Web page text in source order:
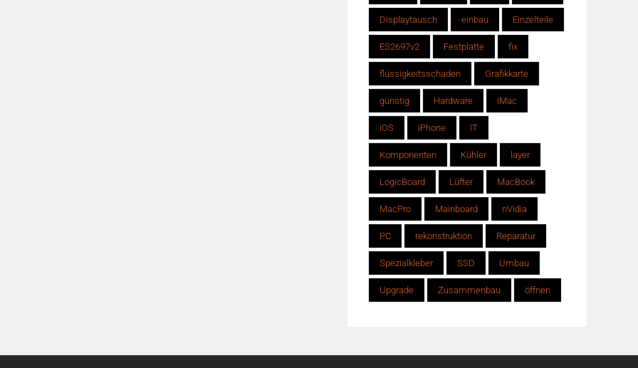
Displaytausch einbau Einzelteile
ES2697v2 Festplatte fix
flüssigkeitsschaden Grafikkarte
günstig Hardware iMac
iOS iPhone IT
Komponenten Kühler layer
LogicBoard Lüfter MacBook
MacPro Mainboard nVidia
PC rekonstruktion Reparatur
Spezialkleber SSD Umbau
Upgrade Zusammenbau öffnen